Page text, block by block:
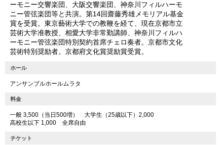
ーモニー交響楽団、大阪交響楽団、神奈川フィルハーモ
ニー管弦楽団等と共演。第14回齋藤秀雄メモリアル基金
賞を受賞。東京藝術大学での教鞭を経て、現在京都市立
芸術大学准教授、相愛大学非常勤講師、神奈川フィルハ
ーモニー管弦楽団特別契約首席チェロ奏者。京都市文化
芸術特別奨励者。京都府文化賞奨励賞受賞。
ホール
アンサンブルホールムラタ
料金
一般 3,500（当日500増） 大学生（25歳以下）2,000
高校生以下 1,000 全席自由
チケット